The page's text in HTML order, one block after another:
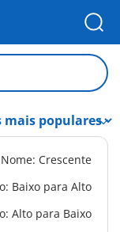
Nome: Crescente
Baixo para Alto
Alto para Baixo
26)